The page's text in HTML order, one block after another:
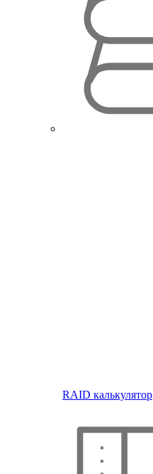
RAID калькулятор